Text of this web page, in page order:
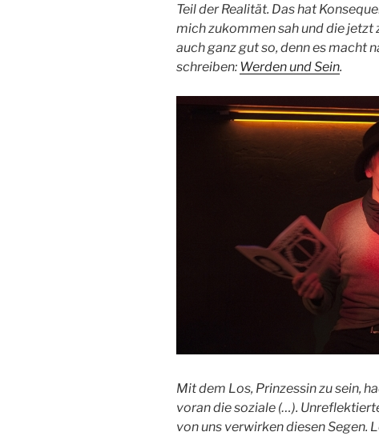
Teil der Realität. Das hat
mich zukommen sah und die jetzt
auch ganz gut so, denn es macht
schreiben: Werden und Sein.
Mit dem Los, Prinzessin zu sein,
voran die soziale (…).
von uns verwirken diesen Segen.